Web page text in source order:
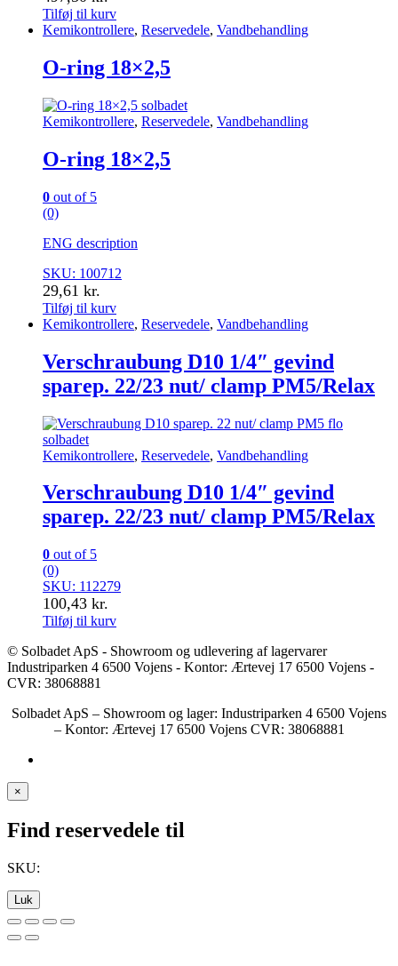
Tilføj til kurv
Kemikontrollere, Reservedele, Vandbehandling
O-ring 18×2,5
Kemikontrollere, Reservedele, Vandbehandling
O-ring 18×2,5
0 out of 5
(0)
ENG description
SKU: 100712
29,61 kr.
Tilføj til kurv
Kemikontrollere, Reservedele, Vandbehandling
Verschraubung D10 1/4″ gevind
sparep. 22/23 nut/ clamp PM5/Relax
Kemikontrollere, Reservedele, Vandbehandling
Verschraubung D10 1/4″ gevind
sparep. 22/23 nut/ clamp PM5/Relax
0 out of 5
(0)
SKU: 112279
100,43 kr.
Tilføj til kurv
© Solbadet ApS - Showroom og udlevering af lagervarer
Industriparken 4 6500 Vojens - Kontor: Ærtevej 17 6500 Vojens -
CVR: 38068881
Solbadet ApS – Showroom og lager: Industriparken 4 6500 Vojens
– Kontor: Ærtevej 17 6500 Vojens CVR: 38068881
×
Find reservedele til
SKU:
Luk